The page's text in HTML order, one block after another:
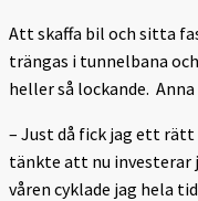
Att skaffa bil och sitta
trängas i tunnelbana
heller så lockande.
– Just då fick jag ett
tänkte att nu investerar
våren cyklade jag hela